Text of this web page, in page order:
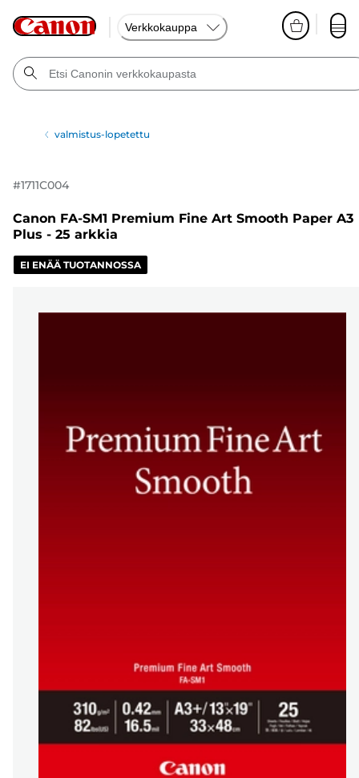
Verkkokauppa
valmistus-lopetettu
#1711C004
Canon FA-SM1 Premium Fine Art Smooth Paper A3
Plus - 25 arkkia
EI ENÄÄ TUOTANNOSSA